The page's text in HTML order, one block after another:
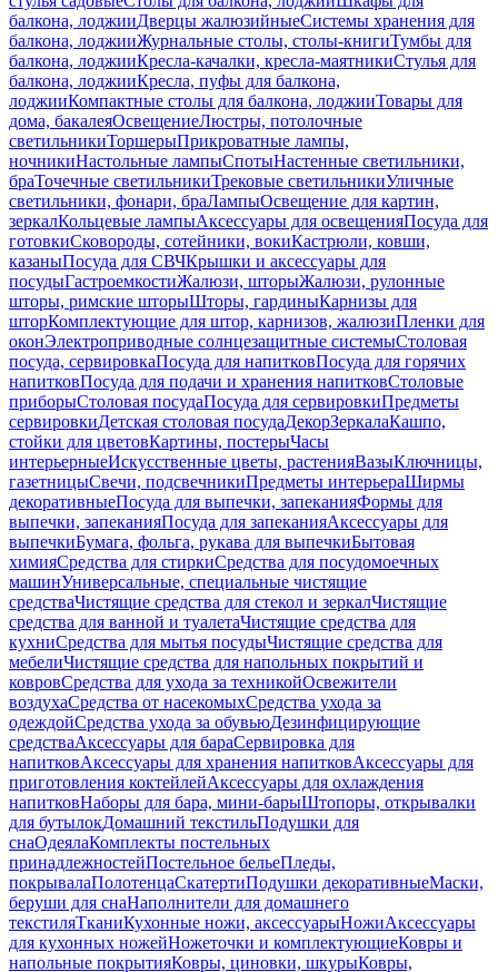
балкона, лоджииДверцы жалюзийныеСистемы хранения для
балкона, лоджииЖурнальные столы, столы-книгиТумбы для
балкона, лоджииКресла-качалки, кресла-маятникиСтулья для
балкона, лоджииКресла, пуфы для балкона,
лоджииКомпактные столы для балкона, лоджииТовары для
дома, бакалеяОсвещениеЛюстры, потолочные
светильникиТоршерыПрикроватные лампы,
ночникиНастольные лампыСпотыНастенные светильники,
браТочечные светильникиТрековые светильникиУличные
светильники, фонари, браЛампыОсвещение для картин,
зеркалКольцевые лампыАксессуары для освещенияПосуда для
готовкиСковороды, сотейники, вокиКастрюли, ковши,
казаныПосуда для СВЧКрышки и аксессуары для
посудыГастроемкостиЖалюзи, шторыЖалюзи, рулонные
шторы, римские шторыШторы, гардиныКарнизы для
шторКомплектующие для штор, карнизов, жалюзиПленки для
оконЭлектроприводные солнцезащитные системыСтоловая
посуда, сервировкаПосуда для напитковПосуда для горячих
напитковПосуда для подачи и хранения напитковСтоловые
приборыСтоловая посудаПосуда для сервировкиПредметы
сервировкиДетская столовая посудаДекорЗеркалаКашпо,
стойки для цветовКартины, постерыЧасы
интерьерныеИскусственные цветы, растенияВазыКлючницы,
газетницыСвечи, подсвечникиПредметы интерьераШирмы
декоративныеПосуда для выпечки, запеканияФормы для
выпечки, запеканияПосуда для запеканияАксессуары для
выпечкиБумага, фольга, рукава для выпечкиБытовая
химияСредства для стиркиСредства для посудомоечных
машинУниверсальные, специальные чистящие
средстваЧистящие средства для стекол и зеркалЧистящие
средства для ванной и туалетаЧистящие средства для
кухниСредства для мытья посудыЧистящие средства для
мебелиЧистящие средства для напольных покрытий и
ковровСредства для ухода за техникойОсвежители
воздухаСредства от насекомыхСредства ухода за
одеждойСредства ухода за обувьюДезинфицирующие
средстваАксессуары для бараСервировка для
напитковАксессуары для хранения напитковАксессуары для
приготовления коктейлейАксессуары для охлаждения
напитковНаборы для бара, мини-барыШтопоры, открывалки
для бутылокДомашний текстильПодушки для
снаОдеялаКомплекты постельных
принадлежностейПостельное бельеПледы,
покрывалаПолотенцаСкатертиПодушки декоративныеМаски,
беруши для снаНаполнители для домашнего
текстиляТканиКухонные ножи, аксессуарыНожиАксессуары
для кухонных ножейНожеточки и комплектующиеКовры и
напольные покрытияКовры, циновки, шкурыКовры,